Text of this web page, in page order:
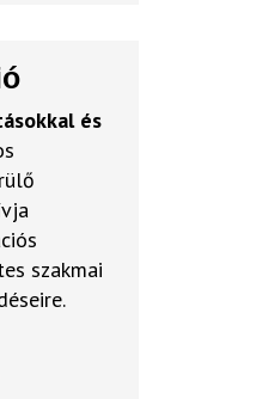
és
szakmai